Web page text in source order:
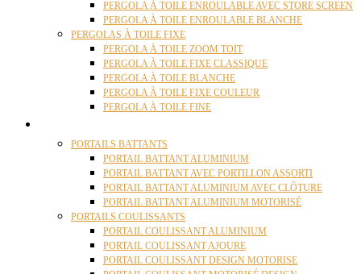
PERGOLA À TOILE ENROULABLE AVEC STORE SCREEN
PERGOLA À TOILE ENROULABLE BLANCHE
PERGOLAS À TOILE FIXE
PERGOLA À TOILE ZOOM TOIT
PERGOLA À TOILE FIXE CLASSIQUE
PERGOLA À TOILE BLANCHE
PERGOLA À TOILE FIXE COULEUR
PERGOLA À TOILE FINE
PORTAILS BATTANTS
PORTAIL BATTANT ALUMINIUM
PORTAIL BATTANT AVEC PORTILLON ASSORTI
PORTAIL BATTANT ALUMINIUM AVEC CLÔTURE
PORTAIL BATTANT ALUMINIUM MOTORISÉ
PORTAILS COULISSANTS
PORTAIL COULISSANT ALUMINIUM
PORTAIL COULISSANT AJOURE
PORTAIL COULISSANT DESIGN MOTORISE